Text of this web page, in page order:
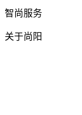
智尚服务
关于尚阳